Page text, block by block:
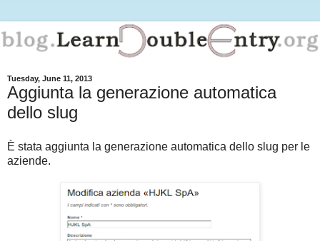
Tuesday, June 11, 2013
Aggiunta la generazione automatica
dello slug
È stata aggiunta la generazione automatica dello slug per le
aziende.